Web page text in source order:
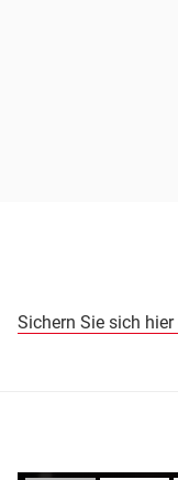
Sichern Sie sich